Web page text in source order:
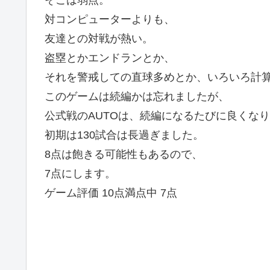
対コンピューターよりも、
友達との対戦が熱い。
盗塁とかエンドランとか、
それを警戒しての直球多めとか、いろいろ計
このゲームは続編かは忘れましたが、
公式戦のAUTOは、続編になるたびに良くなり
初期は130試合は長過ぎました。
8点は飽きる可能性もあるので、
7点にします。
ゲーム評価 10点満点中 7点